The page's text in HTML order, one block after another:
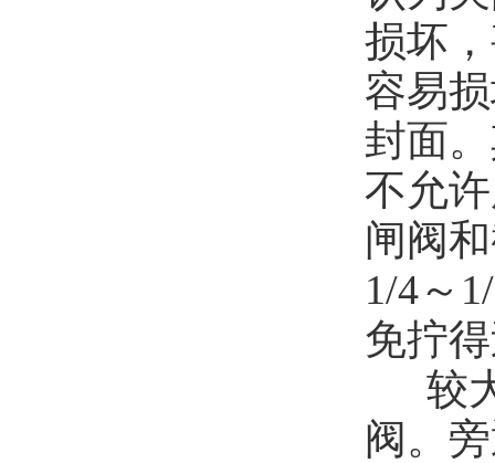
损坏
容易
封面
不允
闸阀
1/4～
免拧
较
阀。